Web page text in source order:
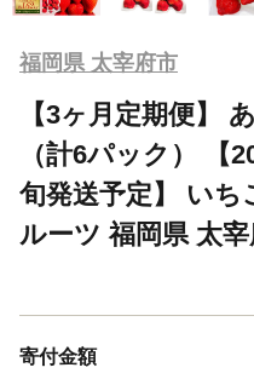
福岡県 太宰府市
【3ヶ月定期便】
（計6パック） 【
旬発送予定】 いち
ルーツ 福岡県 太
寄付金額